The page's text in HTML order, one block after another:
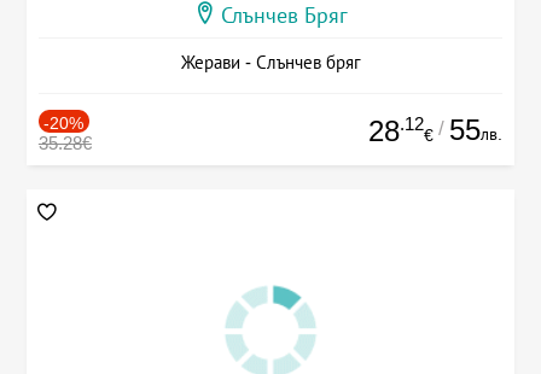
Слънчев Бряг
Жерави - Слънчев бряг
-20%
35.28€ 28.12
€ / 55лв.